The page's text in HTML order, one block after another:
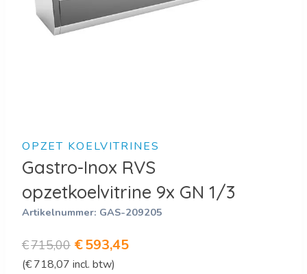
OPZET KOELVITRINES
Gastro-Inox RVS
opzetkoelvitrine 9x GN 1/3
Artikelnummer: GAS-209205
€715,00 Oorspronkelijke
prijs
€593,45Huidige
(€718,07 incl. btw)